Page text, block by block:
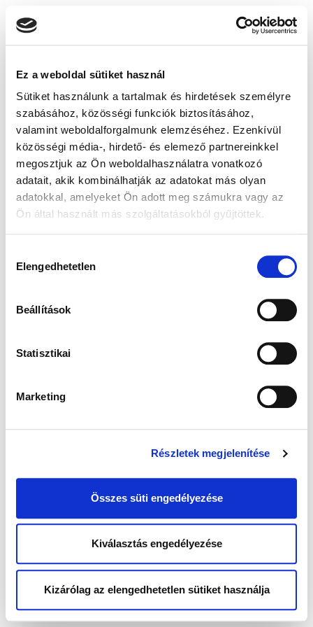
Ez a weboldal sütiket használ
Sütiket használunk a tartalmak és hirdetések személyre
szabásához, közösségi funkciók biztosításához,
valamint weboldalforgalmunk elemzéséhez. Ezenkívül
közösségi média-, hirdető- és elemező partnereinkkel
megosztjuk az Ön weboldalhasználatra vonatkozó
adatait, akik kombinálhatják az adatokat más olyan
adatokkal, amelyeket Ön adott meg számukra vagy az
Ön által használt más szolgáltatásokból gyűjtöttek.
kiválasztása
Elengedhetetlen
Beállítások
Statisztikai
Marketing
Részletek megjelenítése
Összes süti engedélyezése
Kiválasztás engedélyezése
Kizárólag az elengedhetetlen sütiket használja